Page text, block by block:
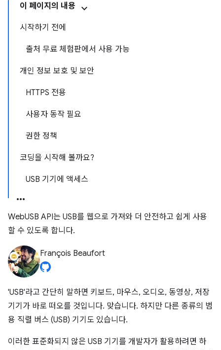
이 페이지의 내용
시작하기 전에
출처 무료 체험판에서 사용 가능
개인 정보 보호 및 보안
HTTPS 전용
사용자 동작 필요
권한 정책
코딩을 시작해 볼까요?
USB 기기에 액세스
WebUSB API는 USB를 웹으로 가져와 더 안전하고 쉽게 사용
할 수 있도록 합니다.
François Beaufort
'USB'라고 간단히 말하면 키보드, 마우스, 오디오, 동영상, 저장
기기가 바로 떠오를 것입니다. 맞습니다. 하지만 다른 종류의 범
용 직렬 버스 (USB) 기기도 있습니다.
이러한 표준화되지 않은 USB 기기를 개발자가 활용하려면 하